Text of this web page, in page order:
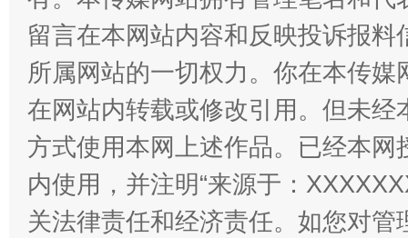
阿坝州三大球赛在茂县开幕 规模
留言在本网站内容和反映投诉报
所属网站的一切权力。你在本传
在网站内转载或修改引用。但未
方式使用本网上述作品。已经本
内使用，并注明“来源于：
关法律责任和经济责任。如您对